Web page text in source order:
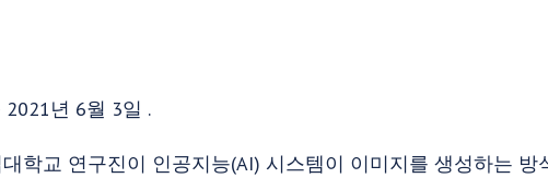
년 6월 3일 .
학교 연구진이 인공지능(AI) 시스템이 이미지를 생성하는 방